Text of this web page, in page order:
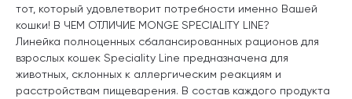
тот, который удовлетворит потребности именно Вашей
кошки! В ЧЕМ ОТЛИЧИЕ MONGE SPECIALITY LINE?
Линейка полноценных сбалансированных рационов для
взрослых кошек Speciality Line предназначена для
животных, склонных к аллергическим реакциям и
расстройствам пищеварения. В состав каждого продукта